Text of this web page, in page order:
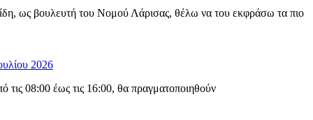
ως βουλευτή του Νομού Λάρισας, θέλω να του εκφράσω τα πιο
2026
08:00 έως τις 16:00, θα πραγματοποιηθούν